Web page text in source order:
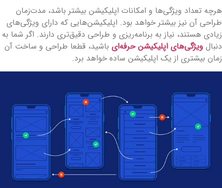
هرچه تعداد ویژگی‌ها و امکانات اپلیکیشن بیشتر باشد، مدت‌زمان
طراحی آن نیز بیشتر خواهد بود. اپلیکیشن‌‎هایی که دارای ویژگی‌های
زیادی هستند، نیاز به برنامه‌ریزی و طراحی دقیق‌تری دارند. اگر شما به
دنبالویژگی‌های اپلیکیشن حرفه‌ایباشید، قطعا طراحی و ساخت آن
زمان بیشتری از یک اپلیکیشن ساده خواهد برد.